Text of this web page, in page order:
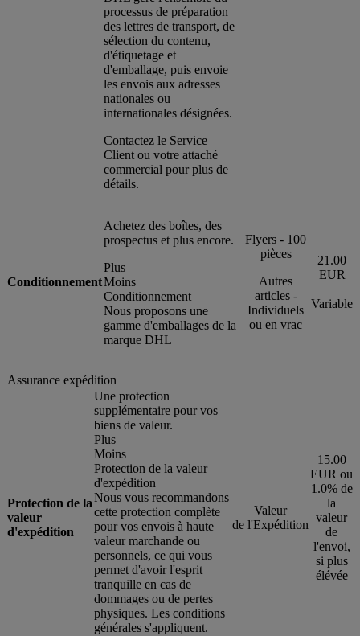
processus de préparation
des lettres de transport, de
sélection du contenu,
d'étiquetage et
d'emballage, puis envoie
les envois aux adresses
nationales ou
internationales désignées.
Contactez le Service
Client ou votre attaché
commercial pour plus de
détails.
Conditionnement
Achetez des boîtes, des
prospectus et plus encore.
Plus
Moins
Conditionnement
Nous proposons une
gamme d'emballages de la
marque DHL
Flyers - 100
pièces
Autres
articles -
Individuels
ou en vrac
21.00
EUR
Variable
Assurance expédition
Protection de la
valeur
d'expédition
Une protection
supplémentaire pour vos
biens de valeur.
Plus
Moins
Protection de la valeur
d'expédition
Nous vous recommandons
cette protection complète
pour vos envois à haute
valeur marchande ou
personnels, ce qui vous
permet d'avoir l'esprit
tranquille en cas de
dommages ou de pertes
physiques. Les conditions
générales s'appliquent.
Valeur
de l'Expédition
15.00
EUR ou
1.0% de
la
valeur
de
l'envoi,
si plus
élévée